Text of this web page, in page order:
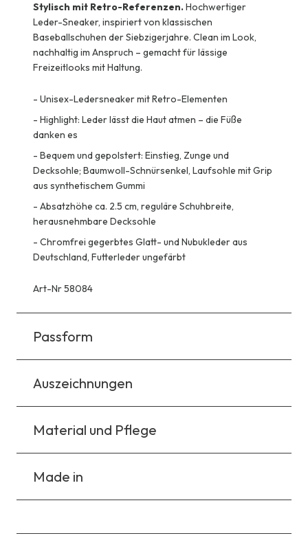
Stylisch mit Retro-Referenzen.Hochwertiger
Leder-Sneaker, inspiriert von klassischen
Baseballschuhen der Siebzigerjahre. Clean im Look,
nachhaltig im Anspruch – gemacht für lässige
Freizeitlooks mit Haltung.
- Unisex-Ledersneaker mit Retro-Elementen
- Highlight: Leder lässt die Haut atmen – die Füße
danken es
- Bequem und gepolstert: Einstieg, Zunge und
Decksohle; Baumwoll-Schnürsenkel, Laufsohle mit Grip
aus synthetischem Gummi
- Absatzhöhe ca. 2.5 cm, reguläre Schuhbreite,
herausnehmbare Decksohle
- Chromfrei gegerbtes Glatt- und Nubukleder aus
Deutschland, Futterleder ungefärbt
Art-Nr 58084
Passform
Auszeichnungen
Material und Pflege
Made in